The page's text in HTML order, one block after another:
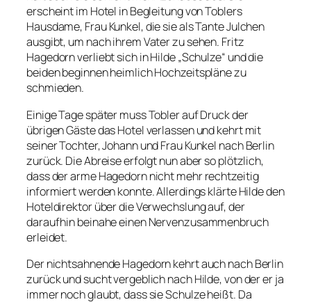
erscheint im Hotel in Begleitung von Toblers
Hausdame, Frau Kunkel, die sie als Tante Julchen
ausgibt, um nach ihrem Vater zu sehen. Fritz
Hagedorn verliebt sich in Hilde „Schulze“ und die
beiden beginnen heimlich Hochzeitspläne zu
schmieden.
Einige Tage später muss Tobler auf Druck der
übrigen Gäste das Hotel verlassen und kehrt mit
seiner Tochter, Johann und Frau Kunkel nach Berlin
zurück. Die Abreise erfolgt nun aber so plötzlich,
dass der arme Hagedorn nicht mehr rechtzeitig
informiert werden konnte. Allerdings klärte Hilde den
Hoteldirektor über die Verwechslung auf, der
daraufhin beinahe einen Nervenzusammenbruch
erleidet.
Der nichtsahnende Hagedorn kehrt auch nach Berlin
zurück und sucht vergeblich nach Hilde, von der er ja
immer noch glaubt, dass sie Schulze heißt. Da